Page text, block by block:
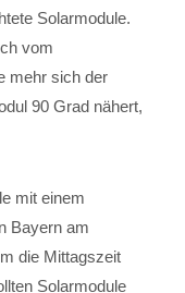
Solarmodule.
vom
mehr sich der
90 Grad nähert,
mit einem
Bayern am
die Mittagszeit
Solarmodule